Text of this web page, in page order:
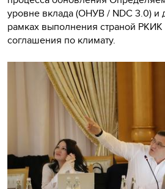
уровне вклада (ОНУВ / NDC 3.0) и
рамках выполнения страной
соглашения по климату.